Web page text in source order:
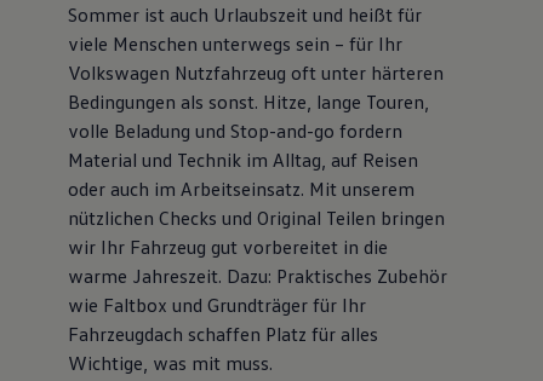
California Magazin & Ratgeber
Vanlife
Ratgeber
Routen & Reisen
California Reisen & Erlebnisse
California App
California Lifestyle & Zubehör
Übernachten im California
Marke
Unternehmen
Karriere
Karriere im Unternehmen
Karriere im Autohaus
Nachhaltigkeit
Kunden
Gesellschaft
Natur
Sommer ist auch Urlaubszeit und heißt für
viele Menschen unterwegs sein – für Ihr
Volkswagen Nutzfahrzeug oft unter härteren
Bedingungen als sonst. Hitze, lange Touren,
volle Beladung und Stop-and-go fordern
Material und Technik im Alltag, auf Reisen
oder auch im Arbeitseinsatz. Mit unserem
nützlichen Checks und Original Teilen bringen
wir Ihr Fahrzeug gut vorbereitet in die
warme Jahreszeit. Dazu: Praktisches Zubehör
wie Faltbox und Grundträger für Ihr
Fahrzeugdach schaffen Platz für alles
Wichtige, was mit muss.